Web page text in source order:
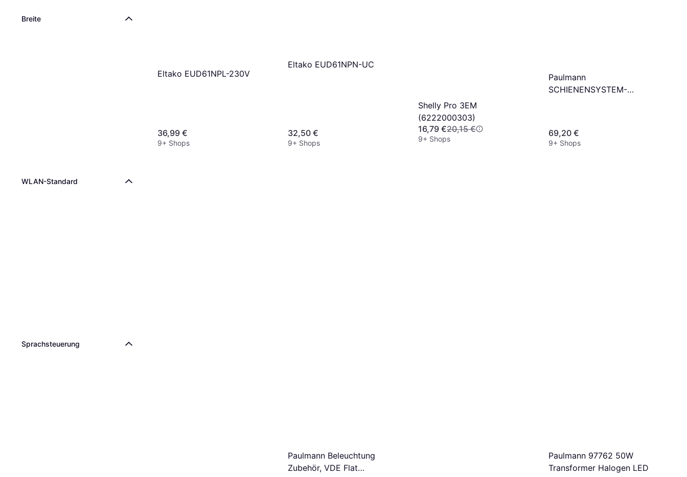
Breite
WLAN-Standard
Sprachsteuerung
Eltako EUD61NPL-230V
36,99 €
9+ Shops
Eltako EUD61NPN-UC
32,50 €
9+ Shops
Shelly Pro 3EM
(6222000303)
16,79 €20,15 €
9+ Shops
Paulmann
SCHIENENSYSTEM-
69,20 €
9+ Shops
Paulmann Beleuchtung
Zubehör, VDE Flat
Paulmann 97762 50W
Transformer Halogen LED